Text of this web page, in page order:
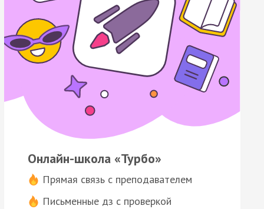
Онлайн-школа «Турбо»
Прямая связь с преподавателем
Письменные дз с проверкой